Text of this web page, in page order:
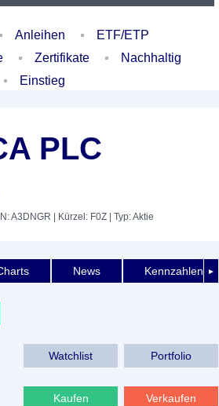
Anleihen
ETF/ETP
Zertifikate
Nachhaltig
Einstieg
PLC
A3DNGR | Kürzel: F0Z | Typ: Aktie
►
News Kennzahlen
Watchlist Portfolio
Kaufen Verkaufen